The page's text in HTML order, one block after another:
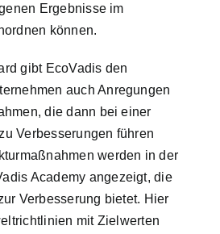
Ergebnisse im
können.
gibt EcoVadis den
auch Anregungen
die dann bei einer
Verbesserungen führen
werden in der
Academy angezeigt, die
Verbesserung bietet. Hier
mit Zielwerten